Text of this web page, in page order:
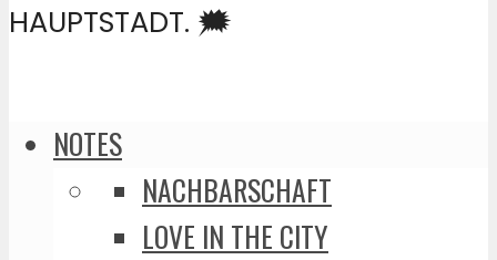
HAUPTSTADT. 🗯️
NOTES
NACHBARSCHAFT
LOVE IN THE CITY